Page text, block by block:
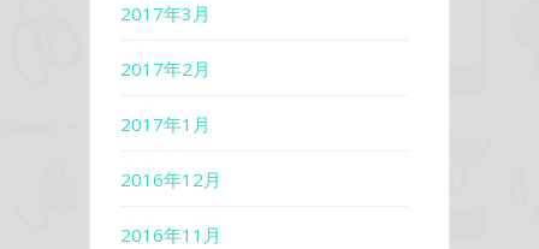
2017年3月
2017年2月
2017年1月
2016年12月
2016年11月